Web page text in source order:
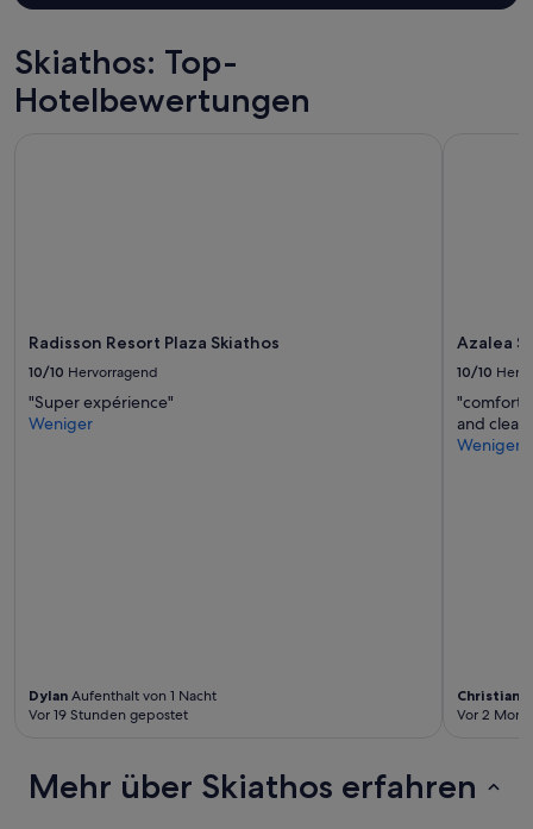
t
o
s
.
Skiathos: Top-
Hotelbewertungen
Radisson Resort Plaza Skiathos
10/10 Hervorragend
"Super expérience"
Weniger
Dylan Aufenthalt von 1 Nacht
Vor 19 Stunden gepostet
Azalea
10/10
and
Weniger
Christian
Vor 2
Mehr über Skiathos erfahren